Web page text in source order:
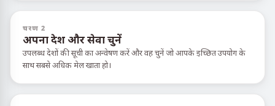
चरण 2
अपना देश और सेवा चुनें
उपलब्ध देशों की सूची का अन्वेषण करें और वह चुनें जो आपके इच्छित उपयोग के
साथ सबसे अधिक मेल खाता हो।